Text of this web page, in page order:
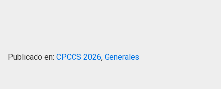
Publicado en: CPCCS 2026, Generales